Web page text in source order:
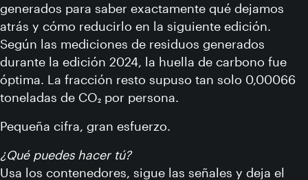
generados para saber exactamente qué dejamos
atrás y cómo reducirlo en la siguiente edición.
Según las mediciones de residuos generados
durante la edición 2024, la huella de carbono fue
óptima. La fracción resto supuso tan solo 0,00066
toneladas de CO₂ por persona.
Pequeña cifra, gran esfuerzo.
¿Qué puedes hacer tú?
Usa los contenedores, sigue las señales y deja el